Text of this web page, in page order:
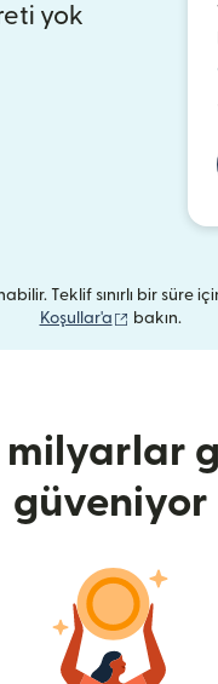
yok
Teklif sınırlı bir süre
Koşullar'a
(yeni
bakın.
güveniyor